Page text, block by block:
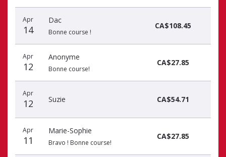
Apr
14
Dac
Bonne course !
CA$108.45
Apr
12
Anonyme
Bonne course!
CA$27.85
Apr
12 Suzie CA$54.71
Apr
11
Marie-Sophie
Bravo ! Bonne course!
CA$27.85